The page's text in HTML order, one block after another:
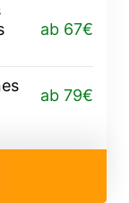
ab 67€
ab 79€